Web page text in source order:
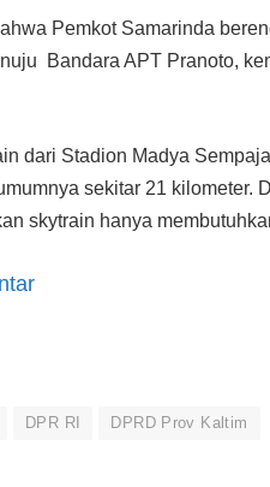
Pemkot Samarinda
Bandara APT Pranoto,
dari Stadion Madya
sekitar 21 kilometer.
skytrain hanya
DPR RI DPRD Prov Kaltim